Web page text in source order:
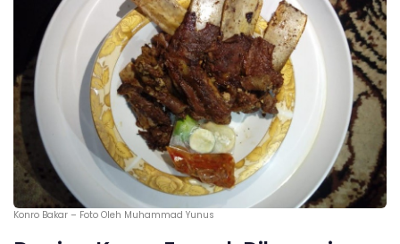
Konro Bakar – Foto Oleh Muhammad Yunus